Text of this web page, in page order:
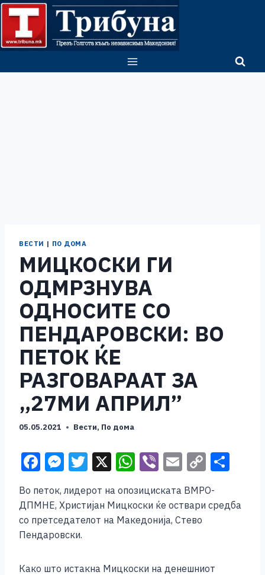
Skip
content
ВЕСТИ | ПО ДОМА
МИЦКОСКИ ГИ
ОДМРЗНУВА
ОДНОСИТЕ СО
ПЕНДАРОВСКИ: ВО
ПЕТОК ЌЕ
РАЗГОВАРААТ ЗА
„27МИ АПРИЛ”
05.05.2021 Вести, По дома
F
c
e
b
M
ss
e
n
T
tt
er
X W
at
s
Vi
er
E
m
ai
l
C
o
p
y
ar
e
Во петок, лидерот на опозициската ВМРО-
ДПМНЕ, Христијан Мицкоски ќе оствари средба
со претседателот на Македонија, Стево
Пендаровски.
Како што истакна Мицкоски на денешниот